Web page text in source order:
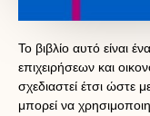
Το βιβλίο αυτό είναι
επιχειρήσεων και
σχεδιαστεί έτσι ώστε
μπορεί να